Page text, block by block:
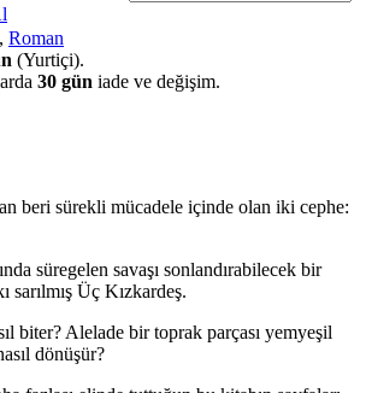
, Roman
(Yurtiçi).
30 gün iade ve değişim.
beri sürekli mücadele içinde olan iki cephe:
süregelen savaşı sonlandırabilecek bir
sarılmış Üç Kızkardeş.
biter? Alelade bir toprak parçası yemyeşil
dönüşür?